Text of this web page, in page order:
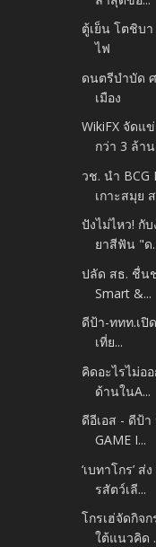
ตู้เย็น โตชิบ
ไฟ
ดนตรีบำบัด
เมือง
WikiFX จัดแ
กว่า 3 ล้าน
วช. นำ
เกาะสมุย
ปังไม่ไหว! กั
ยาสีฟัน "ด
ปลัด สธ. ชื่น
Smart &...
ดีป้า-ททท.เปิ
เที่ย...
คิดอะไรไม่อ
ด้านในA...
ดีอีเอส - ดีป้า
GAME I...
‘เบทาโกร’ ส่
รสัตว์เลี...
โกรเฮ่จัดกิจ
ใต้แนวคิด